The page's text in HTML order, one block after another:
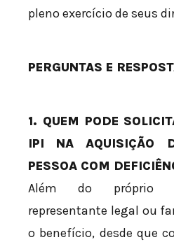
pleno exercício de seus
PERGUNTAS E
1. QUEM PODE
IPI NA AQUISIÇÃO
PESSOA COM
Além do próprio
representante legal ou
o benefício, desde que